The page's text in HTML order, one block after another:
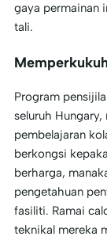
gaya permainan
tali.
Program
seluruh
pembelajaran
berkongsi
berharga,
pengetahuan
fasiliti. Ramai
teknikal mereka